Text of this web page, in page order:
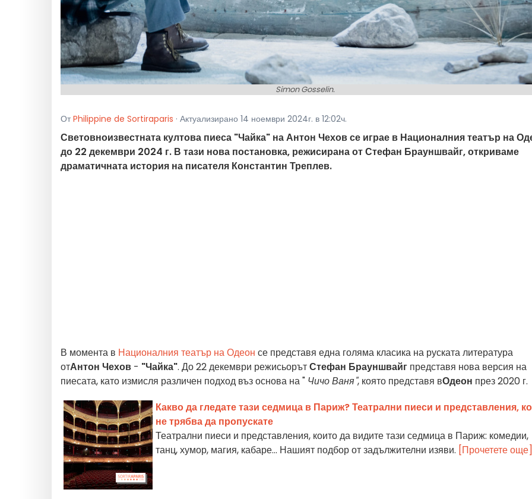
Simon Gosselin.
От Philippine de Sortiraparis · Актуализирано 14 ноември 2024г. в 12:02ч.
Световноизвестната култова пиеса "Чайка" на Антон Чехов се играе в Националния театър на
до 22 декември 2024 г. В тази нова постановка, режисирана от Стефан Брауншвайг, откриваме
драматичната история на писателя Константин Треплев.
В момента в Националния театър на Одеон се представя една голяма класика на руската литература
отАнтон Чехов - "Чайка". До 22 декември режисьорътСтефан Брауншвайг представя нова версия на
пиесата, като измисля различен подход въз основа на " Чичо Ваня", която представя вОдеон през 2020 г.
Какво да гледате тази седмица в Париж? Театрални пиеси и представления,
не трябва да пропускате
Театрални пиеси и представления, които да видите тази седмица в Париж: комедии,
танц, хумор, магия, кабаре... Нашият подбор от задължителни изяви. [Прочетете още]